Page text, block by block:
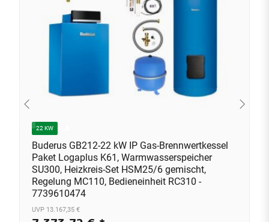
22 KW
Buderus GB212-22 kW IP Gas-Brennwertkessel
Paket Logaplus K61, Warmwasserspeicher
SU300, Heizkreis-Set HSM25/6 gemischt,
Regelung MC110, Bedieneinheit RC310 -
7739610474
UVP 13.167,35 €